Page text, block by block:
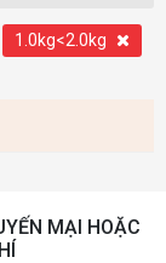
1.0kg<2.0kg
MẠI HOẶC